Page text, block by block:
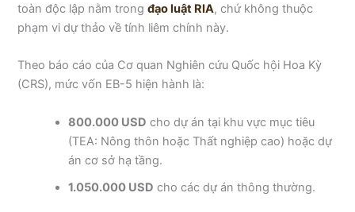
toàn độc lập nằm trongđạo luật RIA, chứ không thuộc
phạm vi dự thảo về tính liêm chính này.
Theo báo cáo của Cơ quan Nghiên cứu Quốc hội Hoa Kỳ
(CRS), mức vốn EB-5 hiện hành là:
800.000 USD cho dự án tại khu vực mục tiêu
(TEA: Nông thôn hoặc Thất nghiệp cao) hoặc dự
án cơ sở hạ tầng.
1.050.000 USD cho các dự án thông thường.